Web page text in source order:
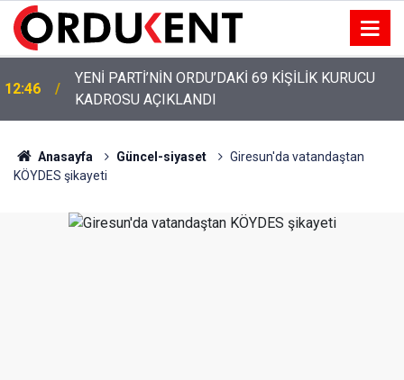
12:22
YENİ PARTİ ALTINORDU’DA KURUCU YÖNETİMİNİ
AÇIKLADI
Anasayfa Güncel-siyaset
Giresun'da vatandaştan
KÖYDES şikayeti